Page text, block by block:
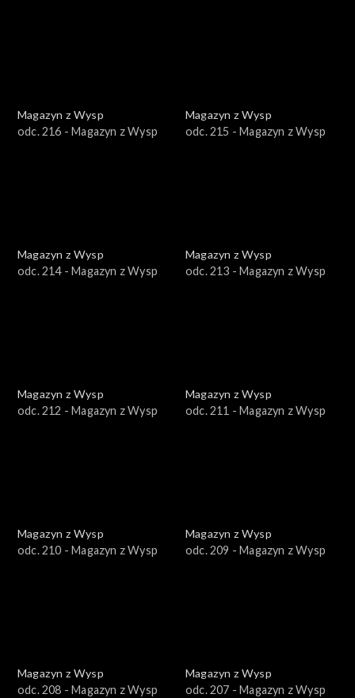
Magazyn z Wysp
odc. 216 - Magazyn z Wysp
Magazyn z Wysp
odc. 215 - Magazyn z Wysp
Magazyn z Wysp
odc. 214 - Magazyn z Wysp
Magazyn z Wysp
odc. 213 - Magazyn z Wysp
Magazyn z Wysp
odc. 212 - Magazyn z Wysp
Magazyn z Wysp
odc. 211 - Magazyn z Wysp
Magazyn z Wysp
odc. 210 - Magazyn z Wysp
Magazyn z Wysp
odc. 209 - Magazyn z Wysp
Magazyn z Wysp
odc. 208 - Magazyn z Wysp
Magazyn z Wysp
odc. 207 - Magazyn z Wysp